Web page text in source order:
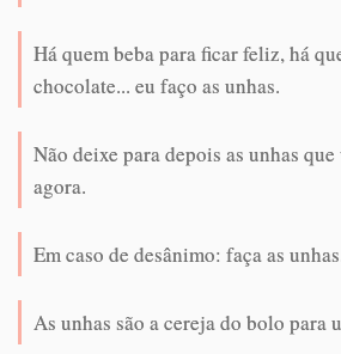
Há quem beba para ficar feliz, há
chocolate... eu faço as unhas.
Não deixe para depois as unhas
agora.
Em caso de desânimo: faça as
As unhas são a cereja do bolo para